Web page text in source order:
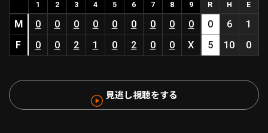
HOME
動画
1 2 3 4 5 6 7 8 9 R H E
M 0 0 0 0 0 0 0 0 0 0 6
1
F
0 0 2 1 0 2 0 0 X 5 10 0
見逃し視聴をする